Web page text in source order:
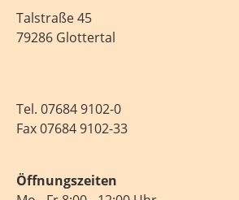
Talstraße 45
79286 Glottertal
Tel. 07684 9102-0
Fax 07684 9102-33
Öffnungszeiten